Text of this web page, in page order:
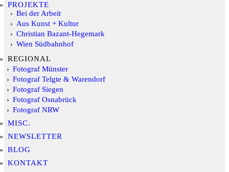
PROJEKTE
Bei der Arbeit
Aus Kunst + Kultur
Christian Bazant-Hegemark
Wien Südbahnhof
REGIONAL
Fotograf Münster
Fotograf Telgte & Warendorf
Fotograf Siegen
Fotograf Osnabrück
Fotograf NRW
MISC.
NEWSLETTER
BLOG
KONTAKT